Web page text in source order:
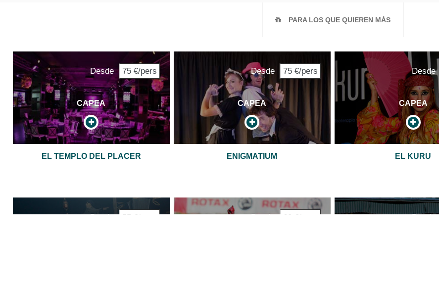
PARA LOS QUE QUIEREN MÁS
CAPEA
EL TEMPLO DEL PLACER
Desde 75 €/pers
CAPEA
ENIGMATIUM
Desde 75 €/pers
CAPEA
EL KURU
Desde
Desde 55 €/pers Desde 60 €/pers Desde